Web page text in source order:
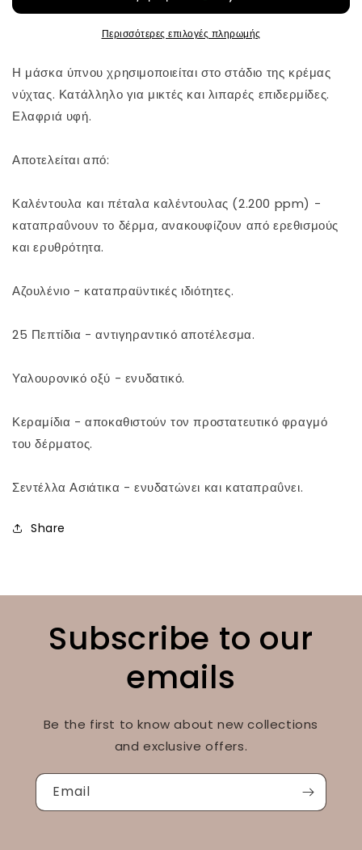
Ageless
Ageless
της
Περισσότερες επιλογές πληρωμής
Η μάσκα ύπνου χρησιμοποιείται στο στάδιο της κρέμας
νύχτας. Κατάλληλο για μικτές και λιπαρές επιδερμίδες.
Ελαφριά υφή.
Αποτελείται από:
Καλέντουλα και πέταλα καλέντουλας (2.200 ppm) -
καταπραΰνουν το δέρμα, ανακουφίζουν από ερεθισμούς
και ερυθρότητα.
Αζουλένιο - καταπραϋντικές ιδιότητες.
25 Πεπτίδια - αντιγηραντικό αποτέλεσμα.
Υαλουρονικό οξύ - ενυδατικό.
Κεραμίδια - αποκαθιστούν τον προστατευτικό φραγμό
του δέρματος.
Σεντέλλα Ασιάτικα - ενυδατώνει και καταπραΰνει.
Share
Subscribe to our
emails
Be the first to know about new collections
and exclusive offers.
Email